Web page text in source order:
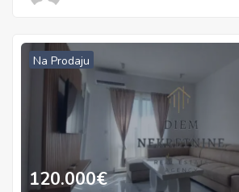
Na Prodaju
120.000€